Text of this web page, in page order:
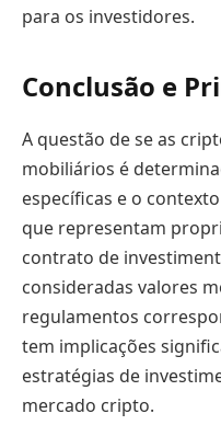
para os investidores.
Conclusão e
A questão de se as
mobiliários é
específicas e o
que representam
contrato de
consideradas valores
regulamentos
tem implicações
estratégias de
mercado cripto.